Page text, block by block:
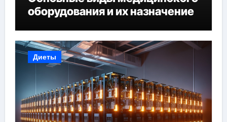
оборудования и их назначение
Диеты